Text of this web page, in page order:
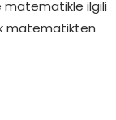
matematikle ilgili
matematikten